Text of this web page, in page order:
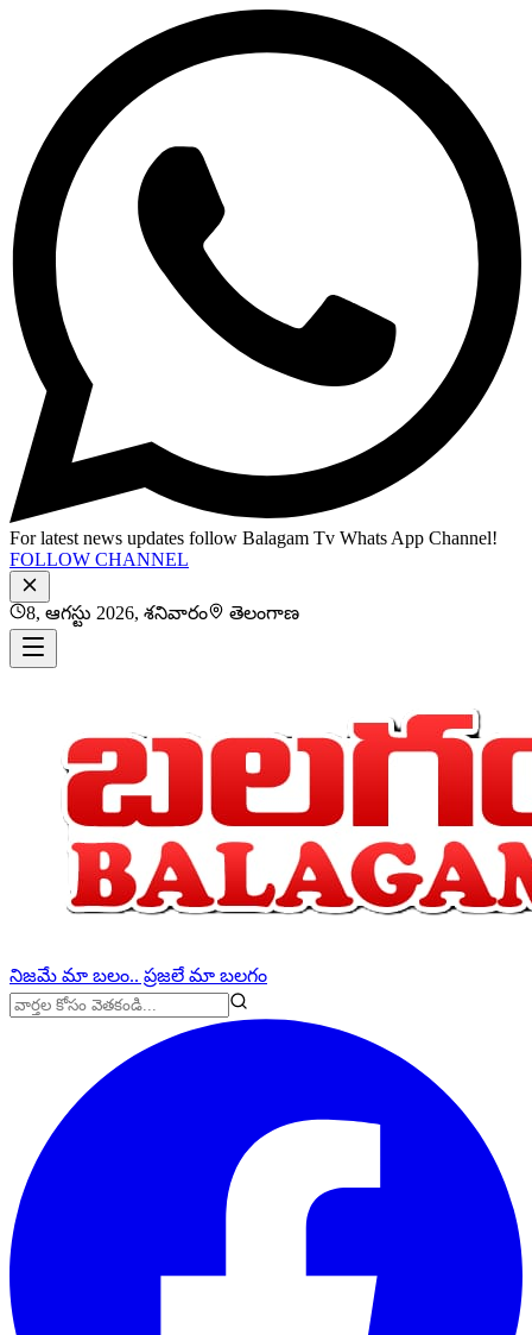
For latest news updates follow Balagam Tv Whats App Channel!
FOLLOW CHANNEL
8, ఆగస్టు 2026, శనివారం తెలంగాణ
నిజమే మా బలం.. ప్రజలే మా బలగం